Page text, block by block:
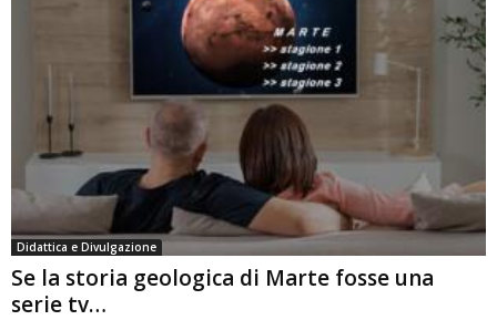
Didattica e Divulgazione
Se la storia geologica di Marte fosse una
serie tv…